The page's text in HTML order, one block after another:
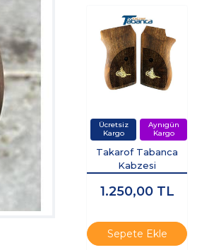
Takarof Tabanca
Kabzesi
1.250,00 TL
Sepete Ekle